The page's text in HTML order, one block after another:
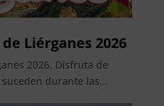
Liérganes 2026
2026. Disfruta de
durante las...